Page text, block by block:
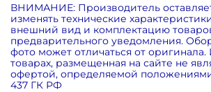
ВНИМАНИЕ: Производитель
изменять технические
внешний вид и комплектацию
предварительного уведомления.
фото может отличаться от
товарах, размещенная на сайте не
офертой, определяемой
437 ГК РФ